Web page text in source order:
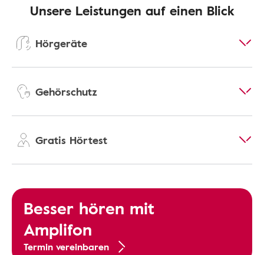
Unsere Leistungen auf einen Blick
Hörgeräte
Gehörschutz
Gratis Hörtest
Besser hören mit
Amplifon
Termin vereinbaren